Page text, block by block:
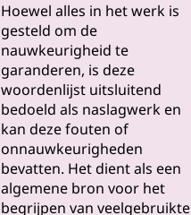
Hoewel alles in het werk is
gesteld om de
nauwkeurigheid te
garanderen, is deze
woordenlijst uitsluitend
bedoeld als naslagwerk en
kan deze fouten of
onnauwkeurigheden
bevatten. Het dient als een
algemene bron voor het
begrijpen van veelgebruikte